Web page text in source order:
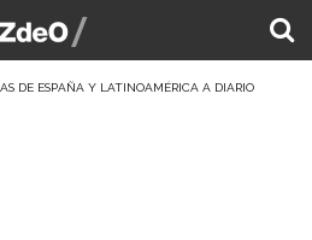
DE ESPAÑA Y LATINOAMÉRICA A DIARIO